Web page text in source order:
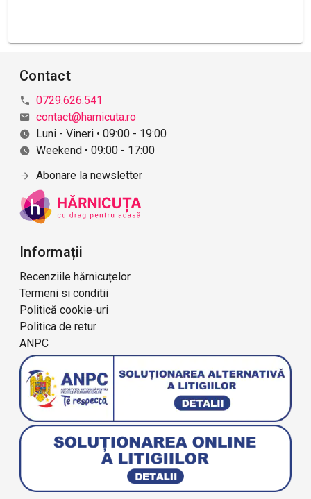
Contact
0729.626.541
contact@harnicuta.ro
Luni - Vineri • 09:00 - 19:00
Weekend • 09:00 - 17:00
Abonare la newsletter
Informații
Recenziile hărnicuțelor
Termeni si conditii
Politică cookie-uri
Politica de retur
ANPC